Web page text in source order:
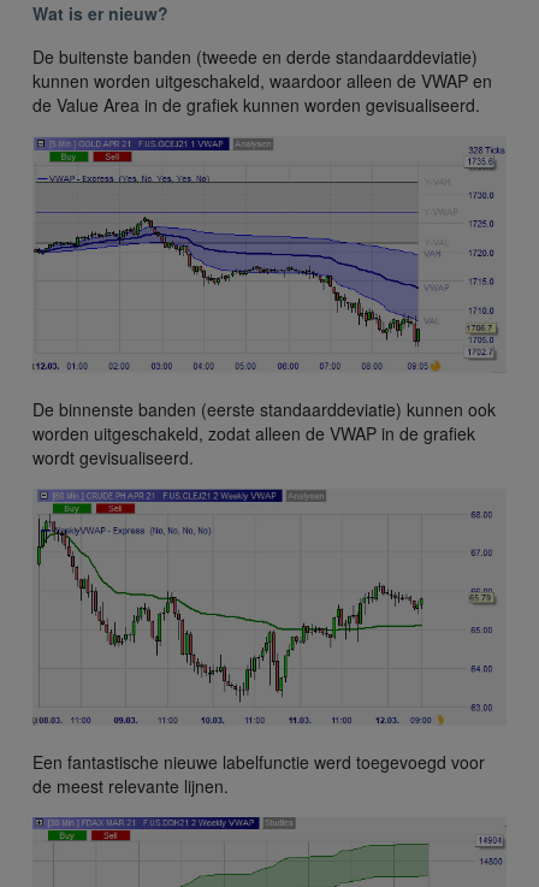
Wat is er nieuw?
De buitenste banden (tweede en derde standaarddeviatie)
kunnen worden uitgeschakeld, waardoor alleen de VWAP en
de Value Area in de grafiek kunnen worden gevisualiseerd.
De binnenste banden (eerste standaarddeviatie) kunnen ook
worden uitgeschakeld, zodat alleen de VWAP in de grafiek
wordt gevisualiseerd.
Een fantastische nieuwe labelfunctie werd toegevoegd voor
de meest relevante lijnen.